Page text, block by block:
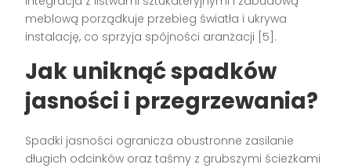
meblową porządkuje przebieg światła i ukrywa
instalację, co sprzyja spójności aranżacji [5].
Jak uniknąć spadków
jasności i przegrzewania?
Spadki jasności ogranicza obustronne zasilanie
długich odcinków oraz taśmy z grubszymi ścieżkami